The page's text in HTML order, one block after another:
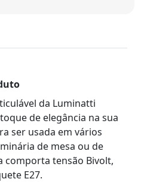
da Luminatti
de elegância na sua
ser usada em vários
de mesa ou de
comporta tensão Bivolt,
E27.